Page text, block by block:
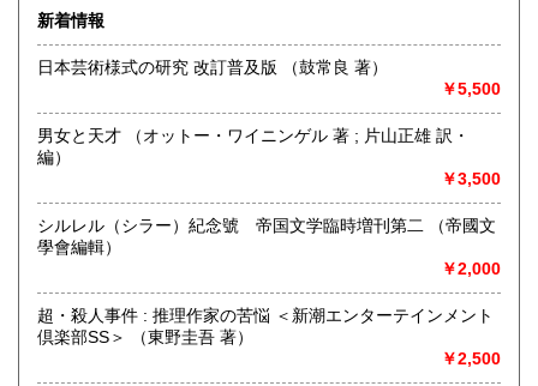
沿線名：東海道線
最寄駅：真鶴駅
営業時間：店舗はありません。
書籍の買取について
取り扱い分野
歴史、社会科学、近代文献、サブカルチャー、古書一般（そ
映画・芸能、日本文学、ミステリー、時代小説
新着情報
日本芸術様式の研究 改訂普及版 （鼓常良 著）
￥5,500
男女と天才 （オットー・ワイニンゲル 著 ; 片山正雄 訳・
編）
￥3,500
シルレル（シラー）紀念號 帝国文学臨時増刊第二 （帝國文
學會編輯）
￥2,000
超・殺人事件 : 推理作家の苦悩 ＜新潮エンターテインメント
倶楽部SS＞ （東野圭吾 著）
￥2,500